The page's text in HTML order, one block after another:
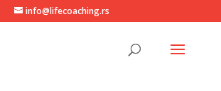
info@lifecoaching.rs